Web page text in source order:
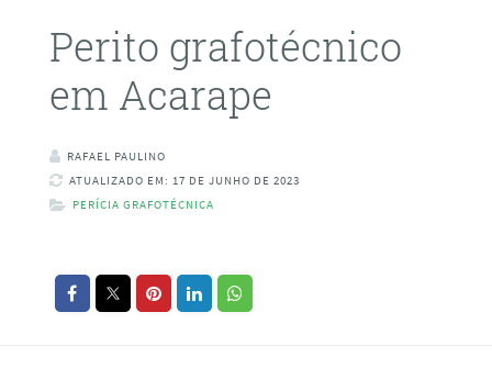
Perito grafotécnico
em Acarape
RAFAEL PAULINO
ATUALIZADO EM: 17 DE JUNHO DE 2023
PERÍCIA GRAFOTÉCNICA